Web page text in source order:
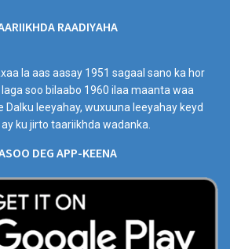
RAADIYAHA
la aas aasay 1951 sagaal sano ka hor
soo bilaabo 1960 ilaa maanta waa
Dalku leeyahay, wuxuuna leeyahay keyd
ku jirto taariikhda wadanka.
DEG APP-KEENA